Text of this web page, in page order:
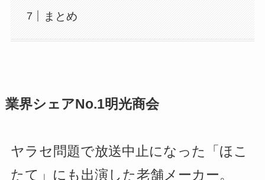
まとめ
業界シェアNo.1明光商会
ヤラセ問題で放送中止になった「ほこ
たて」にも出演した老舗メーカー。